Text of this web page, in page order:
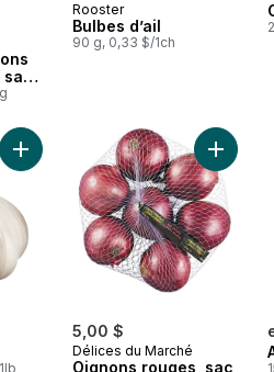
sac
Rooster
Bulbes d’ail
90 g, 0,33 $/1ch
Ajouter Ail à gros bulbe au panier
5,00 $
Délices du Marché
Oignons rouges, sac
Ajouter